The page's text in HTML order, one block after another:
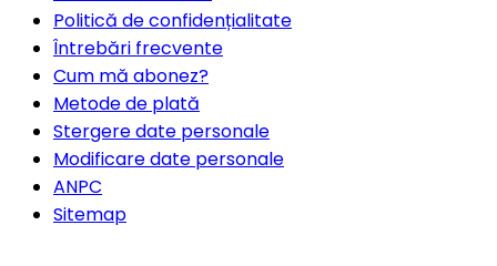
Politică de confidențialitate
Întrebări frecvente
Cum mă abonez?
Metode de plată
Stergere date personale
Modificare date personale
ANPC
Sitemap